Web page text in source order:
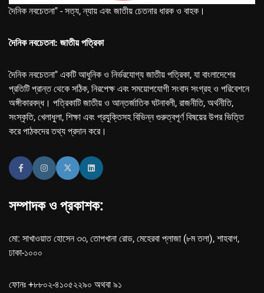
দৈনিক নবচেতনা" - সত্য, ন্যায় এবং জাতীয় চেতনার ধারক ও বাহক।
দৈনিক নবচেতনা: জাতীয় পত্রিকা
দৈনিক নবচেতনা" একটি আধুনিক ও নির্ভরযোগ্য জাতীয় পত্রিকা, যা বাংলাদেশের
প্রতিটি প্রান্ত থেকে সঠিক, নিরপেক্ষ এবং সময়োপযোগী সংবাদ সংগ্রহ ও পরিবেশনে
অঙ্গীকারবদ্ধ। পত্রিকাটি জাতীয় ও আন্তর্জাতিক ঘটনাবলী, রাজনীতি, অর্থনীতি,
সংস্কৃতি, খেলাধুলা, শিক্ষা এবং প্রযুক্তিসহ বিভিন্ন গুরুত্বপূর্ণ বিষয়ের উপর ভিত্তি
করে পাঠকদের তথ্য প্রদান করে।
সম্পাদক ও প্রকাশক:
মো: সাখাওয়াত হোসেন ৩৩, তোপখানা রোড, মেহেরবা প্লাজা (৮ম তলা), শাহবাগ,
ঢাকা-১০০০
ফোনঃ +৮৮০২-৪১০৫২২৯০ অথবা ৯১